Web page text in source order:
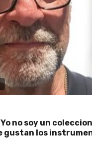
no soy un
gustan los